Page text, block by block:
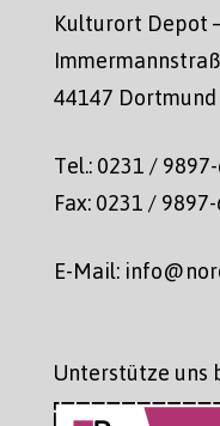
Kulturort Depot
44147 Dortmund
Tel.: 0231 /
Fax: 0231 /
E-Mail:
Unterstütze uns